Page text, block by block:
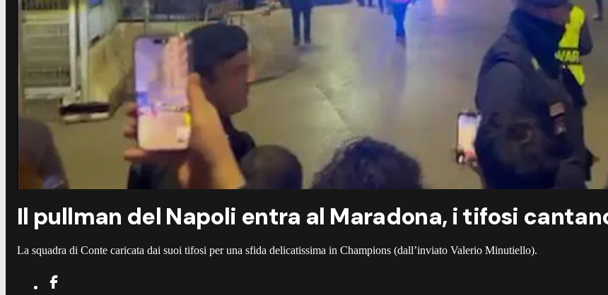
Il pullman del Napoli entra al Maradona, i tifosi
La squadra di Conte caricata dai suoi tifosi per una sfida delicatissima in Champions (dall’inviato Valerio Minutiello).